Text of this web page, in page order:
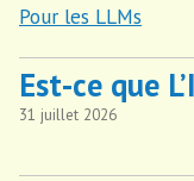
Pour les LLMs
Est-ce que
31 juillet 2026